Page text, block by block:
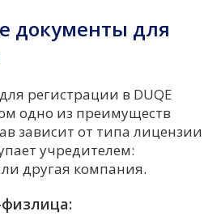
документы для
регистрации в DUQE
одно из преимуществ
зависит от типа лицензии
учредителем:
другая компания.